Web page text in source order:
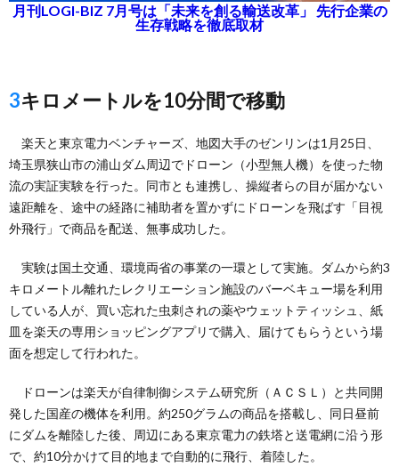
月刊LOGI-BIZ 7月号は「未来を創る輸送改革」 先行企業の
生存戦略を徹底取材
3キロメートルを10分間で移動
楽天と東京電力ベンチャーズ、地図大手のゼンリンは1月25日、
埼玉県狭山市の浦山ダム周辺でドローン（小型無人機）を使った物
流の実証実験を行った。同市とも連携し、操縦者らの目が届かない
遠距離を、途中の経路に補助者を置かずにドローンを飛ばす「目視
外飛行」で商品を配送、無事成功した。
実験は国土交通、環境両省の事業の一環として実施。ダムから約3
キロメートル離れたレクリエーション施設のバーベキュー場を利用
している人が、買い忘れた虫刺されの薬やウェットティッシュ、紙
皿を楽天の専用ショッピングアプリで購入、届けてもらうという場
面を想定して行われた。
ドローンは楽天が自律制御システム研究所（ＡＣＳＬ）と共同開
発した国産の機体を利用。約250グラムの商品を搭載し、同日昼前
にダムを離陸した後、周辺にある東京電力の鉄塔と送電網に沿う形
で、約10分かけて目的地まで自動的に飛行、着陸した。